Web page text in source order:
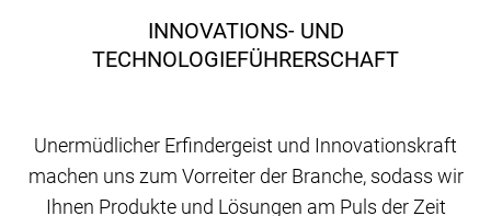
INNOVATIONS- UND
TECHNOLOGIEFÜHRERSCHAFT
Unermüdlicher Erfindergeist und Innovationskraft
machen uns zum Vorreiter der Branche, sodass wir
Ihnen Produkte und Lösungen am Puls der Zeit